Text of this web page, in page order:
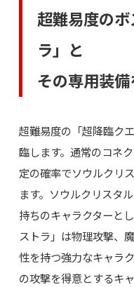
超難易度の
ラ」と
その専用装備
超難易度の「超降臨ク
臨します。通常のコネ
定の確率でソウルクリ
ます。ソウルクリスタ
持ちのキャラクターと
ストラ」は物理攻撃、
性を持つ強力なキャラ
の攻撃を得意とするキ